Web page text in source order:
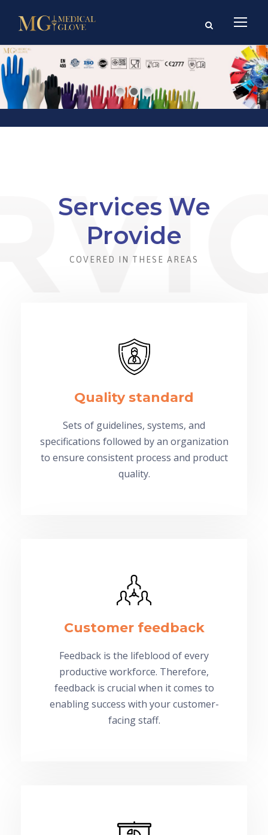
Services We
Provide
COVERED IN THESE AREAS
Quality standard
Sets of guidelines, systems, and
specifications followed by an organization
to ensure consistent process and product
quality.
Customer feedback
Feedback is the lifeblood of every
productive workforce. Therefore,
feedback is crucial when it comes to
enabling success with your customer-
facing staff.